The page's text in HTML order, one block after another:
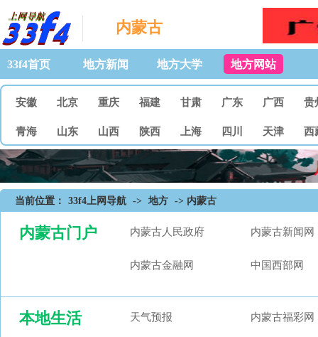
内蒙古
33f4首页 地方新闻 地方大学 地方网站
安徽 北京 重庆 福建 甘肃 广东 广西 贵
青海 山东 山西 陕西 上海 四川 天津 西
当前位置： 33f4上网导航 -> 地方 -> 内蒙古
内蒙古门户 内蒙古人民政府 内蒙古新闻网
内蒙古金融网 中国西部网
本地生活 天气预报 内蒙古福彩网